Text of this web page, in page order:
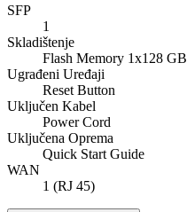
SFP
1
Skladištenje
Flash Memory 1x128 GB
Ugrađeni Uređaji
Reset Button
Uključen Kabel
Power Cord
Uključena Oprema
Quick Start Guide
WAN
1 (RJ 45)